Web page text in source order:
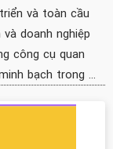
và toàn cầu
doanh nghiệp
công cụ quan
bạch trong ...